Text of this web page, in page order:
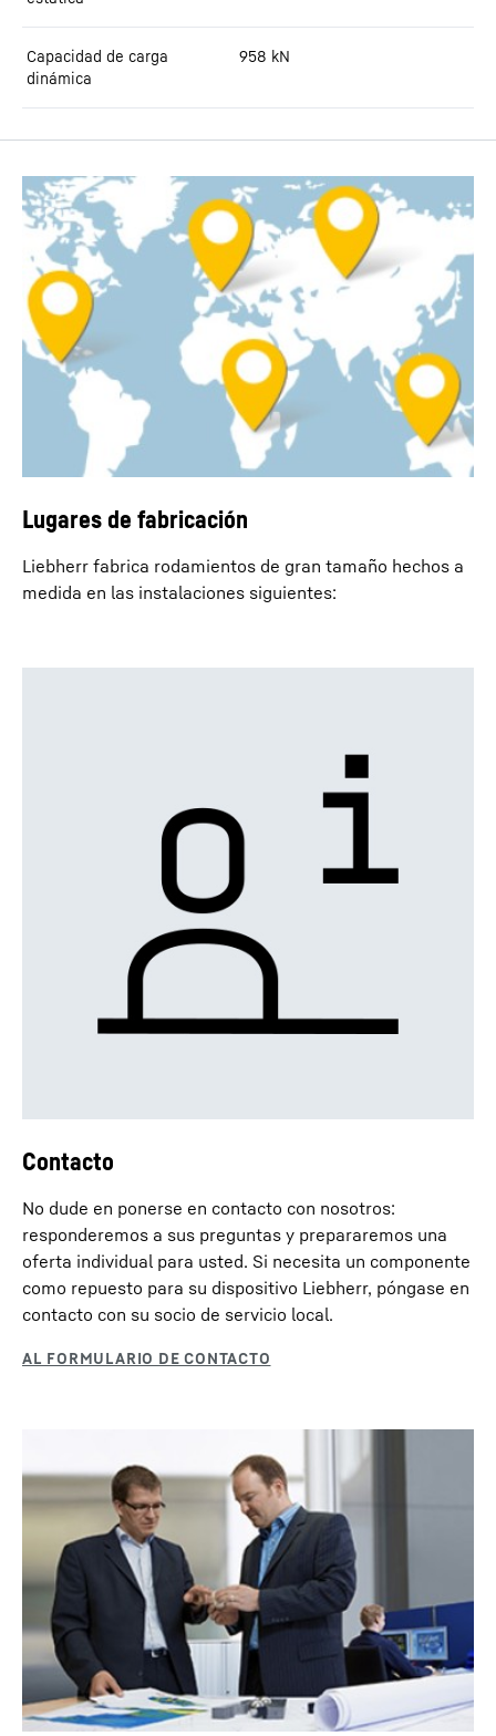
Capacidad de carga
dinámica
958 kN
Lugares de fabricación
Liebherr fabrica rodamientos de gran tamaño hechos a
medida en las instalaciones siguientes:
Contacto
No dude en ponerse en contacto con nosotros:
responderemos a sus preguntas y prepararemos una
oferta individual para usted. Si necesita un componente
como repuesto para su dispositivo Liebherr, póngase en
contacto con su socio de servicio local.